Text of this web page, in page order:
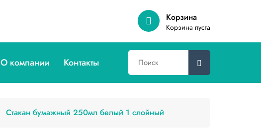
Корзина
Корзина пуста
О компании Контакты
Стакан бумажный 250мл белый 1 слойный